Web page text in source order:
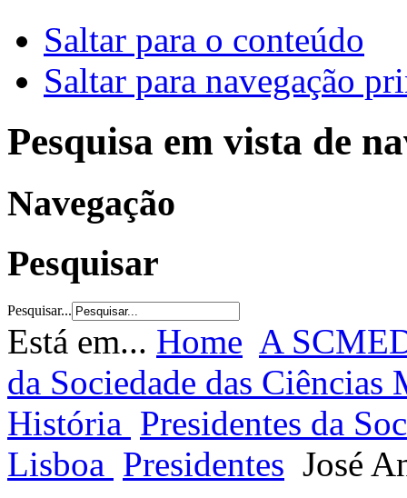
Saltar para o conteúdo
Saltar para navegação
Pesquisa em vista de
Navegação
Pesquisar
Pesquisar...
Está em... Home A
da Sociedade das Ciências
História Presidentes da
Lisboa Presidentes José